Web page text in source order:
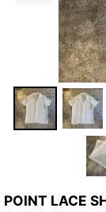
POINT LACE